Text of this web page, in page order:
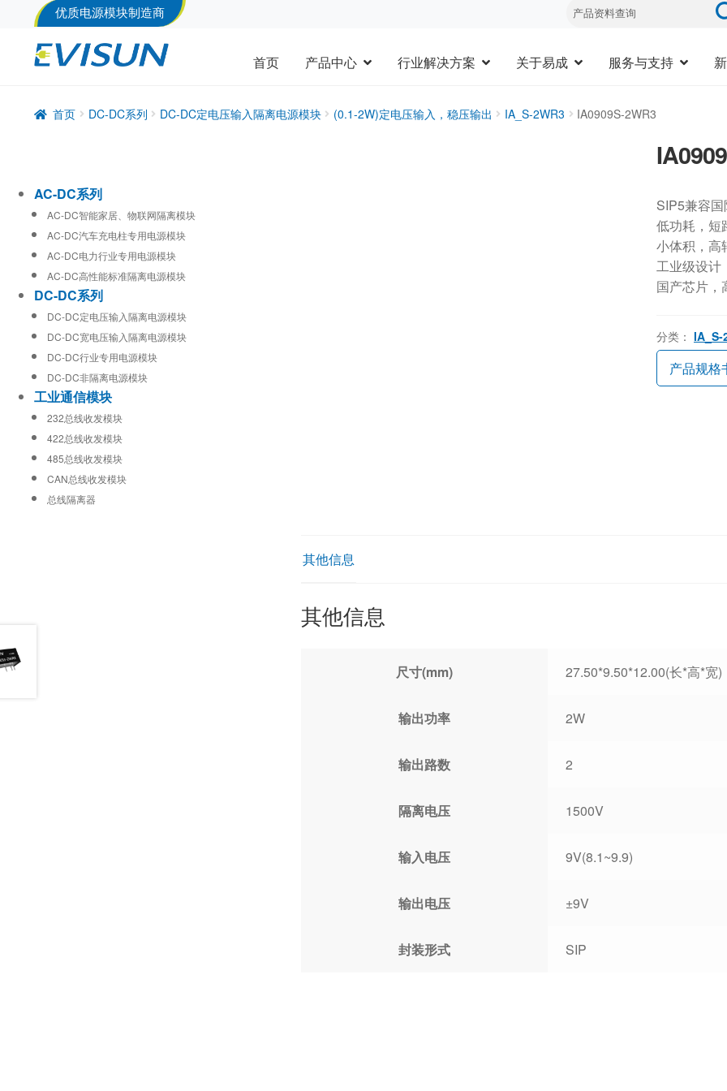
优质电源模块制造商
首页 产品中心 行业解决方案 关于易成 服务与支持
首页 DC-DC系列 DC-DC定电压输入隔离电源模块 (0.1-2W)定电压输入，稳压输出 IA_S-2WR3 IA0909S-2WR3
SIP5兼容
低功耗，短
小体积，高
工业级设计
国产芯片，
分类： IA_S-
产品规格
其他信息
其他信息
尺寸(mm) 27.50*9.50*12.00(长*高*宽)
输出功率 2W
输出路数 2
隔离电压 1500V
输入电压 9V(8.1~9.9)
输出电压 ±9V
封装形式 SIP
AC-DC系列
AC-DC智能家居、物联网隔离模块
AC-DC汽车充电柱专用电源模块
AC-DC电力行业专用电源模块
AC-DC高性能标准隔离电源模块
DC-DC系列
DC-DC定电压输入隔离电源模块
DC-DC宽电压输入隔离电源模块
DC-DC行业专用电源模块
DC-DC非隔离电源模块
工业通信模块
232总线收发模块
422总线收发模块
485总线收发模块
CAN总线收发模块
总线隔离器